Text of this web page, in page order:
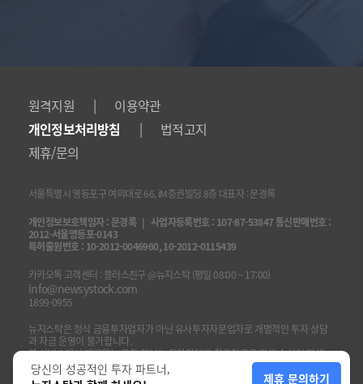
당신의 성공적인 투자 파트너,
제휴 문의하기
원격지원 |
이용약관
개인정보처리방침
|
법적고지
제휴/문의
서울특별시 영등포구 여의대로 66, iM증권빌딩 8층 대표자 : 문경록
개인정보보호책임자 : 문경록 | 사업자등록번호 : 107-87-53847 통신판매번호 :
2012-서울영등포-0143
특허출원번호 : 10-2012-0046960, 10-2012-0115439
카카오톡 고객센터 : 플러스친구 @뉴지스탁 (평일 08:00 ~ 17:00)
info@newsystock.com
1899-0955
뉴지스탁은 정식 금융투자업자가 아닌 유사투자자문업자로 개별적인 투자 상담
과 자금 운영이 불가합니다.
본 서비스에서 제공되는 모든 정보는 투자판단의 참고자료로 원금 손실이 발생
할 수 있으며, 그 손실은 투자자에게 귀속됩니다.